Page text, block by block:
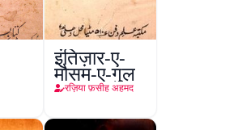
इंतिज़ार-ए-
मौसम-ए-गुल
रज़िया फ़सीह अहमद